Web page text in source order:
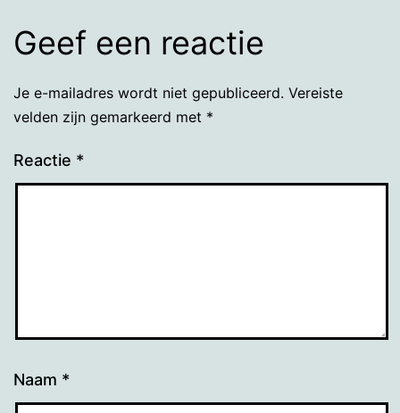
Geef een reactie
Je e-mailadres wordt niet gepubliceerd. Vereiste
velden zijn gemarkeerd met *
Reactie *
Naam *